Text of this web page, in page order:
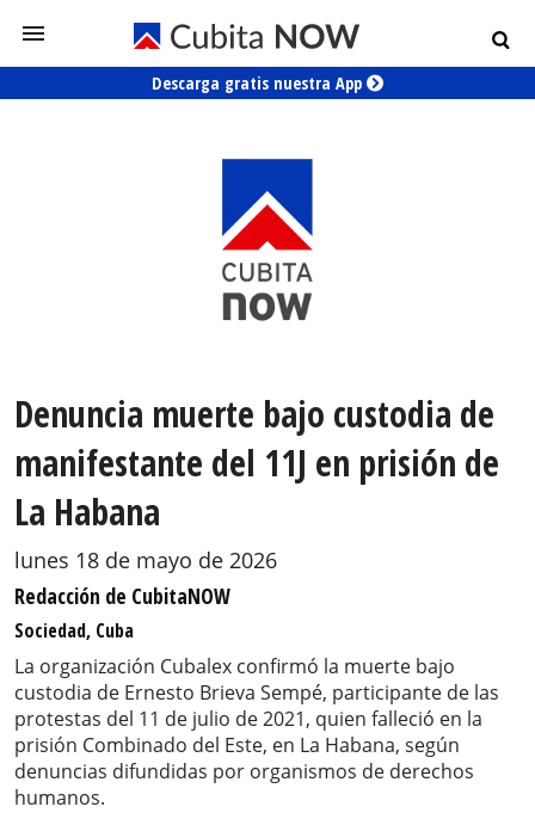
Descarga gratis nuestra App
Denuncia muerte bajo custodia de
manifestante del 11J en prisión de
La Habana
lunes 18 de mayo de 2026
Redacción de CubitaNOW
Sociedad, Cuba
La organización Cubalex confirmó la muerte bajo
custodia de Ernesto Brieva Sempé, participante de las
protestas del 11 de julio de 2021, quien falleció en la
prisión Combinado del Este, en La Habana, según
denuncias difundidas por organismos de derechos
humanos.